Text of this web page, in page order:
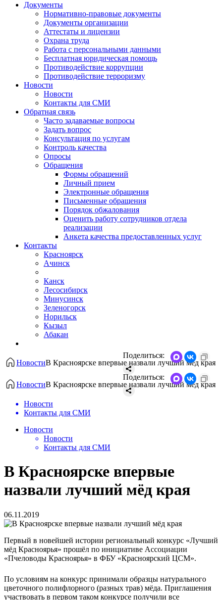
Документы
Нормативно-правовые документы
Документы организации
Аттестаты и лицензии
Охрана труда
Работа с персональными данными
Бесплатная юридическая помощь
Противодействие коррупции
Противодействие терроризму
Новости
Новости
Контакты для СМИ
Обратная связь
Часто задаваемые вопросы
Задать вопрос
Консультация по услугам
Контроль качества
Опросы
Обращения
Формы обращений
Личный прием
Электронные обращения
Письменные обращения
Порядок обжалования
Оценить работу сотрудников отдела
реализации
Анкета качества предоставленных услуг
Контакты
Красноярск
Ачинск
Канск
Лесосибирск
Минусинск
Зеленогорск
Норильск
Кызыл
Абакан
НовостиВ Красноярске впервые назвали лучший мёд края
Поделиться:
НовостиВ Красноярске впервые назвали лучший мёд края
Поделиться:
Новости
Контакты для СМИ
Новости
Новости
Контакты для СМИ
В Красноярске впервые
назвали лучший мёд края
06.11.2019
Первый в новейшей истории региональный конкурс «Лучший
мёд Красноярья» прошёл по инициативе Ассоциации
«Пчеловоды Красноярья» в ФБУ «Красноярский ЦСМ».
По условиям на конкурс принимали образцы натурального
цветочного полифлорного (разных трав) мёда. Приглашения
участвовать в первом таком конкурсе получили все